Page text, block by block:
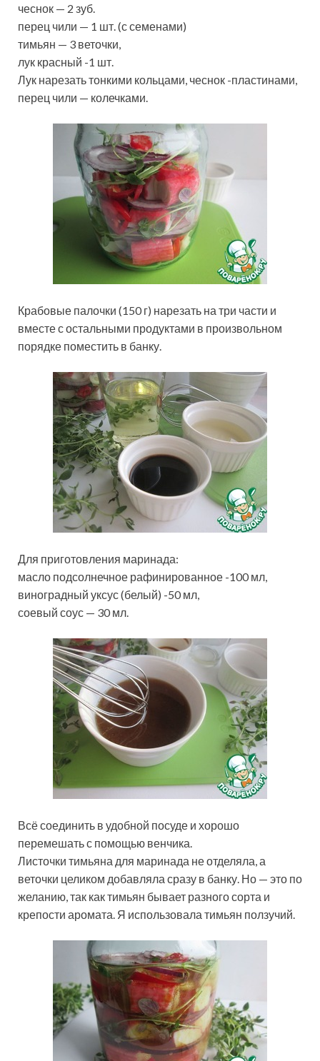
чеснок — 2 зуб.
перец чили — 1 шт. (с семенами)
тимьян — 3 веточки,
лук красный -1 шт.
Лук нарезать тонкими кольцами, чеснок -пластинами,
перец чили — колечками.
Крабовые палочки (150 г) нарезать на три части и
вместе с остальными продуктами в произвольном
порядке поместить в банку.
Для приготовления маринада:
масло подсолнечное рафинированное -100 мл,
виноградный уксус (белый) -50 мл,
соевый соус — 30 мл.
Всё соединить в удобной посуде и хорошо
перемешать с помощью венчика.
Листочки тимьяна для маринада не отделяла, а
веточки целиком добавляла сразу в банку. Но — это по
желанию, так как тимьян бывает разного сорта и
крепости аромата. Я использовала тимьян ползучий.